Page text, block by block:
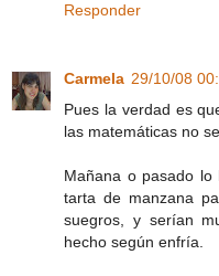
Responder
Carmela 29/10/08
Pues la verdad es
las matemáticas no
Mañana o pasado
tarta de manzana
suegros, y serían
hecho según enfría.